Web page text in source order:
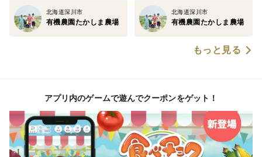
北海道深川市
有機農園たかしま農場
北海道深川市
有機農園たかしま農場
もっと見る
アプリ内のゲームで遊んでクーポンをゲット！